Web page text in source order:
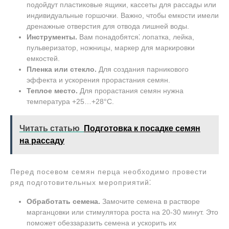
подойдут пластиковые ящики, кассеты для рассады или
индивидуальные горшочки. Важно, чтобы емкости имели
дренажные отверстия для отвода лишней воды.
Инструменты. Вам понадобятся⁚ лопатка, лейка,
пульверизатор, ножницы, маркер для маркировки
емкостей.
Пленка или стекло. Для создания парникового
эффекта и ускорения прорастания семян.
Теплое место. Для прорастания семян нужна
температура +25…+28°С.
Читать статью
Подготовка к посадке семян
на рассаду
Перед посевом семян перца необходимо провести
ряд подготовительных мероприятий⁚
Обработать семена. Замочите семена в растворе
марганцовки или стимулятора роста на 20-30 минут. Это
поможет обеззаразить семена и ускорить их